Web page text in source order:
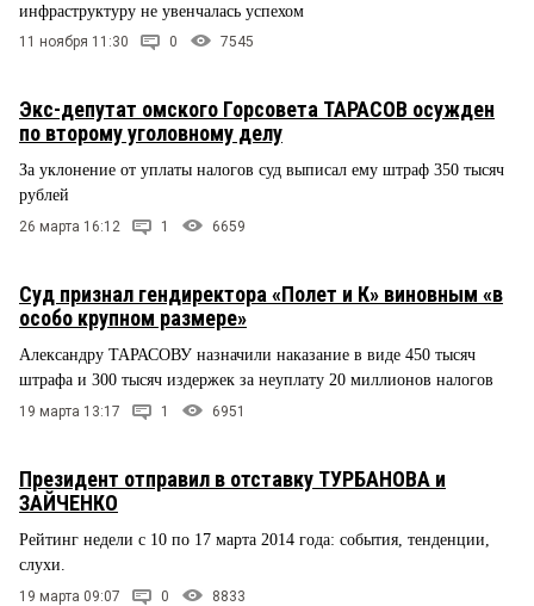
инфраструктуру не увенчалась успехом
11 ноября 11:30 0 7545
Экс-депутат омского Горсовета ТАРАСОВ осужден
по второму уголовному делу
За уклонение от уплаты налогов суд выписал ему штраф 350 тысяч
рублей
26 марта 16:12 1 6659
Суд признал гендиректора «Полет и К» виновным «в
особо крупном размере»
Александру ТАРАСОВУ назначили наказание в виде 450 тысяч
штрафа и 300 тысяч издержек за неуплату 20 миллионов налогов
19 марта 13:17 1 6951
Президент отправил в отставку ТУРБАНОВА и
ЗАЙЧЕНКО
Рейтинг недели с 10 по 17 марта 2014 года: события, тенденции,
слухи.
19 марта 09:07 0 8833